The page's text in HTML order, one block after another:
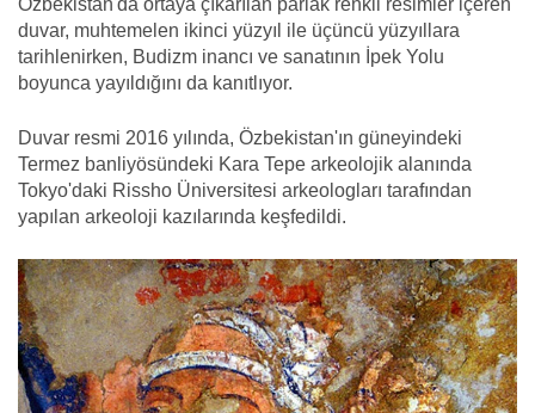
Özbekistan'da ortaya çıkarılan parlak renkli resimler içeren
duvar, muhtemelen ikinci yüzyıl ile üçüncü yüzyıllara
tarihlenirken, Budizm inancı ve sanatının İpek Yolu
boyunca yayıldığını da kanıtlıyor.
Duvar resmi 2016 yılında, Özbekistan'ın güneyindeki
Termez banliyösündeki Kara Tepe arkeolojik alanında
Tokyo'daki Rissho Üniversitesi arkeologları tarafından
yapılan arkeoloji kazılarında keşfedildi.